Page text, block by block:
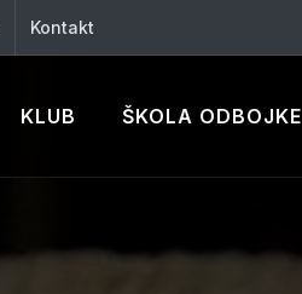
Kontakt
KLUB ŠKOLA ODBOJKE